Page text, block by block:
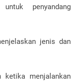
penyandang
jenis dan
ketika menjalankan